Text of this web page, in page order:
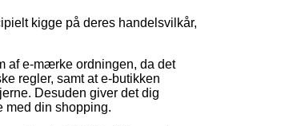
kigge på deres handelsvilkår,
af e-mærke ordningen, da det
regler, samt at e-butikken
Desuden giver det dig
med din shopping.